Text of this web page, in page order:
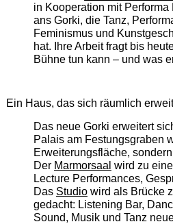
in Kooperation mit
ans Gorki, die Tanz,
Feminismus und
hat. Ihre Arbeit fragt bis
Bühne tun kann – und was
Ein Haus, das sich räumlich
Das neue Gorki erweitert
Palais am Festungsgraben
Erweiterungsfläche,
Der Marmorsaal wird zu
Lecture Performances,
Das Studiowird als Brücke
gedacht: Listening Bar,
Sound, Musik und Tanz